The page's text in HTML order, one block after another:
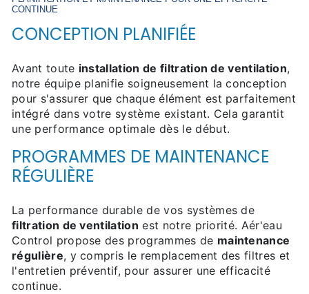
CONTINUE
CONCEPTION PLANIFIÉE
Avant toute installation de filtration de ventilation,
notre équipe planifie soigneusement la conception
pour s'assurer que chaque élément est parfaitement
intégré dans votre système existant. Cela garantit
une performance optimale dès le début.
PROGRAMMES DE MAINTENANCE
RÉGULIÈRE
La performance durable de vos systèmes de
filtration de ventilation est notre priorité. Aér'eau
Control propose des programmes de maintenance
régulière, y compris le remplacement des filtres et
l'entretien préventif, pour assurer une efficacité
continue.